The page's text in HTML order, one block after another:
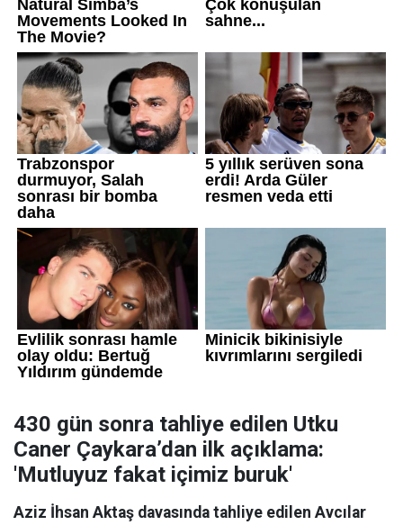
430 gün sonra tahliye edilen Utku
Caner Çaykara’dan ilk açıklama:
'Mutluyuz fakat içimiz buruk'
Aziz İhsan Aktaş davasında tahliye edilen Avcılar